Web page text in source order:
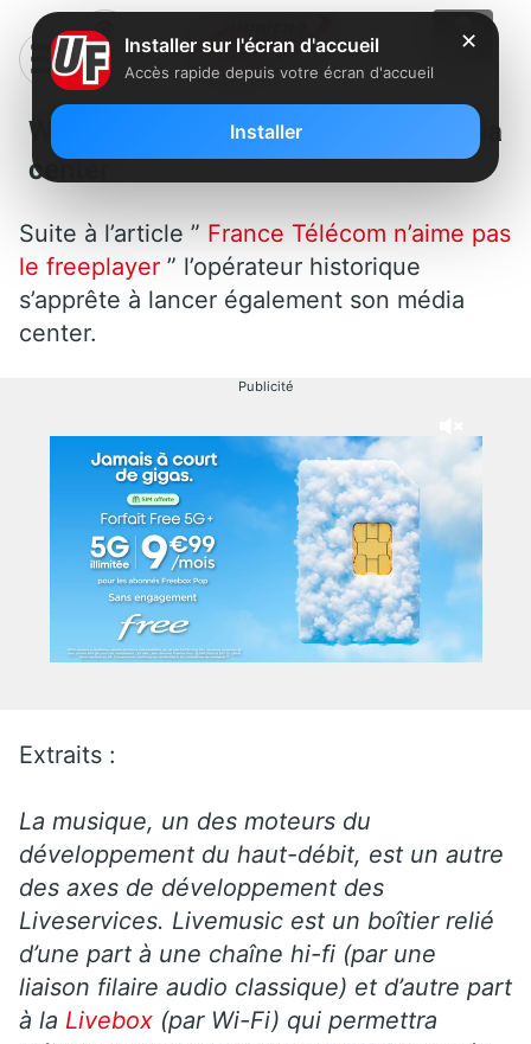
Wanadoo se lance dans le média
center
Suite à l’article ” France Télécom n’aime pas
le freeplayer ” l’opérateur historique
s’apprête à lancer également son média
center.
Publicité
Extraits :
La musique, un des moteurs du
développement du haut-débit, est un autre
des axes de développement des
Liveservices. Livemusic est un boîtier relié
d’une part à une chaîne hi-fi (par une
liaison filaire audio classique) et d’autre part
à la Livebox (par Wi-Fi) qui permettra
✕
Installer sur l'écran d'accueil
Accès rapide depuis votre écran d'accueil
Installer